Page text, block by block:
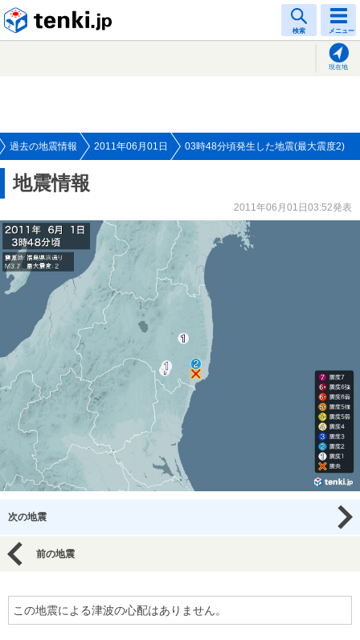
検索 メニュー
現在地
過去の地震情報 2011年06月01日 03時48分頃発生した地震(最大震度2)
地震情報
2011年06月01日03:52発表
次の地震
前の地震
この地震による津波の心配はありません。